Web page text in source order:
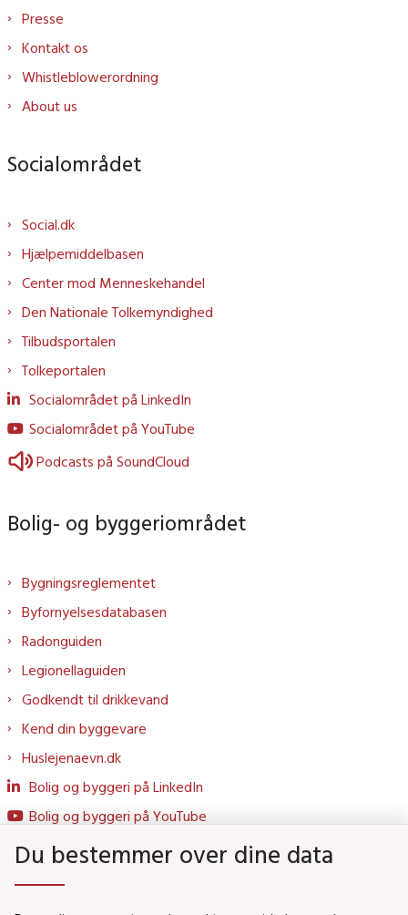
Presse
Kontakt os
Whistleblowerordning
About us
Socialområdet
Social.dk
Hjælpemiddelbasen
Center mod Menneskehandel
Den Nationale Tolkemyndighed
Tilbudsportalen
Tolkeportalen
Socialområdet på LinkedIn
Socialområdet på YouTube
Podcasts på SoundCloud
Bolig- og byggeriområdet
Bygningsreglementet
Byfornyelsesdatabasen
Radonguiden
Legionellaguiden
Godkendt til drikkevand
Kend din byggevare
Huslejenaevn.dk
Bolig og byggeri på LinkedIn
Bolig og byggeri på YouTube
Du bestemmer over dine data